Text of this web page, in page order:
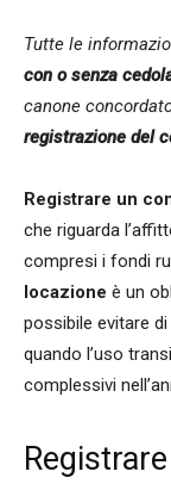
Tutte le
con o senza
canone
registrazione del
Registrare un
che riguarda
compresi i fondi
locazione è un
possibile evitare di
quando l’uso
complessivi